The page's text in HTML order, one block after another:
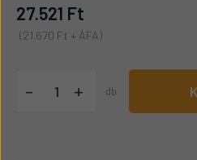
27.521 Ft
(21.670 Ft + ÁFA)
- + db